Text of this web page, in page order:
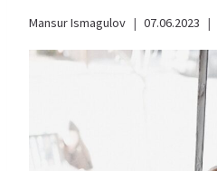
Mansur Ismagulov 07.06.2023